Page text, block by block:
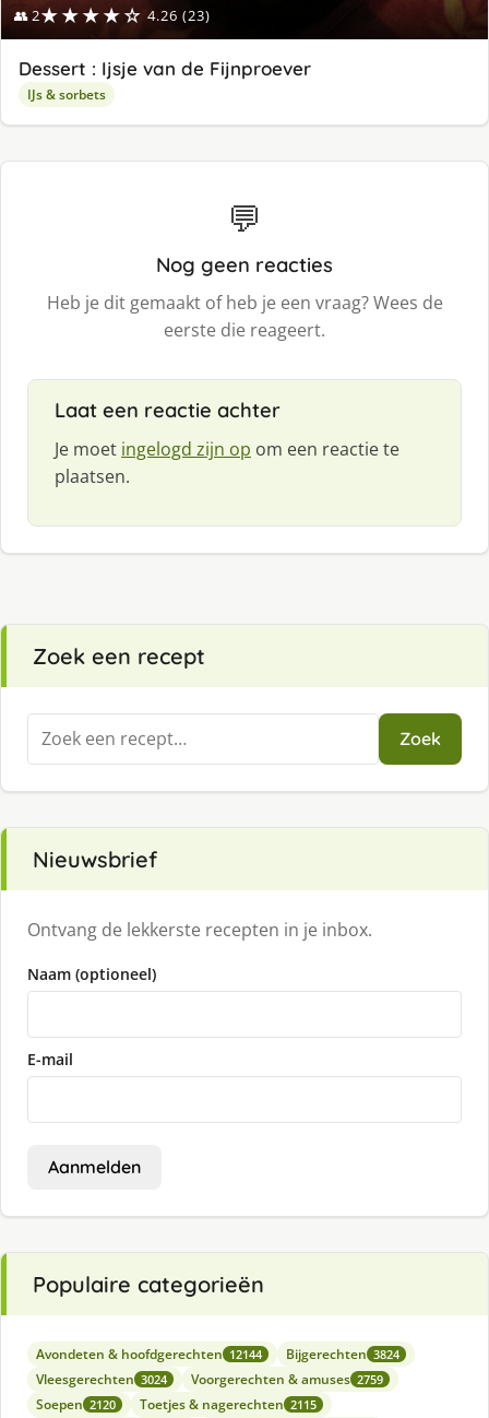
👥 2★★★★☆ 4.26 (23)
Dessert : Ijsje van de Fijnproever
IJs & sorbets
💬
Nog geen reacties
Heb je dit gemaakt of heb je een vraag? Wees de
eerste die reageert.
Laat een reactie achter
Je moet ingelogd zijn op om een reactie te
plaatsen.
Zoek een recept
Zoeken
naar:
Zoek
Nieuwsbrief
Ontvang de lekkerste recepten in je inbox.
Naam (optioneel)
E-mail
Aanmelden
Populaire categorieën
Avondeten & hoofdgerechten 12144 Bijgerechten 3824
Vleesgerechten 3024 Voorgerechten & amuses 2759
Soepen 2120 Toetjes & nagerechten 2115